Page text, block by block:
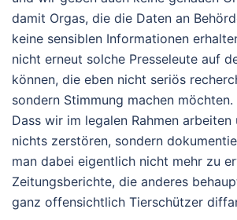
damit Orgas, die die Daten an
keine sensiblen Informationen
nicht erneut solche Presseleute auf
können, die eben nicht seriös
sondern Stimmung machen möchten.
Dass wir im legalen Rahmen
nichts zerstören, sondern
man dabei eigentlich nicht mehr zu
Zeitungsberichte, die anderes
ganz offensichtlich Tierschützer